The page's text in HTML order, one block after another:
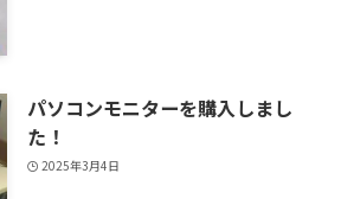
パソコンモニターを購入しまし
た！
2025年3月4日